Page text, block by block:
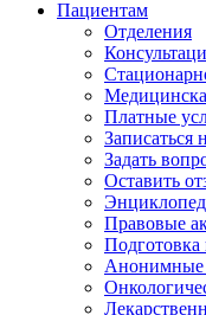
Пациентам
Отделения
Платные
Записаться
Задать
Оставить
Правовые
Подготовка
Анонимные